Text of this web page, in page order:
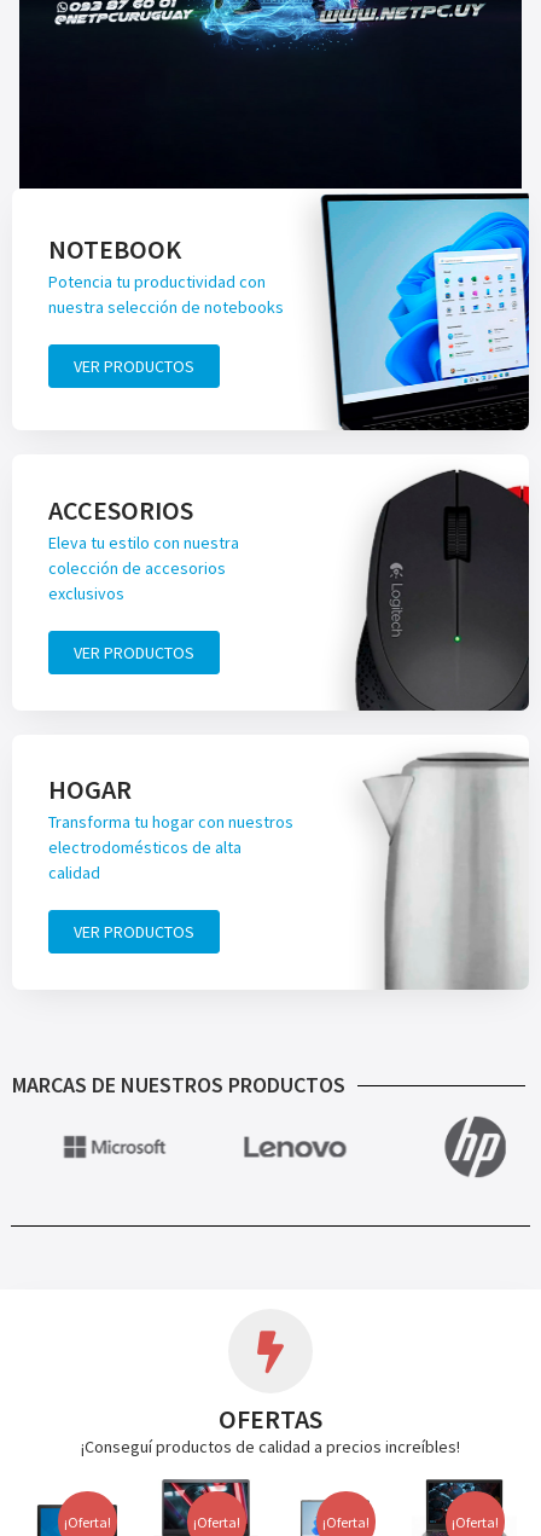
NOTEBOOK
Potencia tu productividad con
nuestra selección de notebooks
VER PRODUCTOS
ACCESORIOS
Eleva tu estilo con nuestra
colección de accesorios
exclusivos
VER PRODUCTOS
HOGAR
Transforma tu hogar con nuestros
electrodomésticos de alta
calidad
VER PRODUCTOS
MARCAS DE NUESTROS PRODUCTOS
OFERTAS
¡Conseguí productos de calidad a precios increíbles!
¡Oferta! ¡Oferta! ¡Oferta! ¡Oferta!